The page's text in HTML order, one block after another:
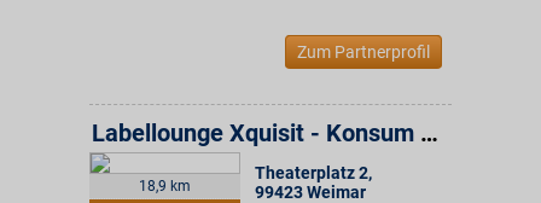
Zum Partnerprofil
18,9 km
Labellounge Xquisit - Konsum Weimar Gruppe
Theaterplatz 2,
99423Weimar